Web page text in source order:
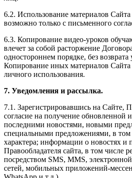
6.2. Использование материалов
возможно только с письменного
6.3. Копирование видео-уроков
влечет за собой расторжение
одностороннем порядке, без
Копирование иных материалов
личного использования.
7. Уведомления и рассылка.
7.1. Зарегистрировавшись на Сайте,
согласие на получение обновленной
последними новостями, новыми
специальными предложениями, в том
характера; информации о новостях и
Правообладателя сайта, в том числе
посредством SMS, MMS,
сетей, мобильных приложений-